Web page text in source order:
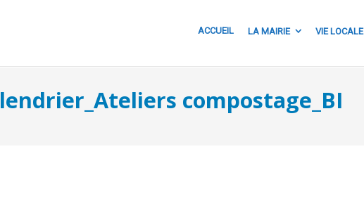
ACCUEIL LA MAIRIE VIE LOCALE
compostage_BI